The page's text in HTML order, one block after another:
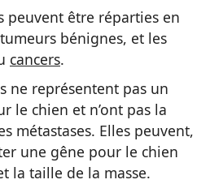
peuvent être réparties en
bénignes, et les
cancers.
ne représentent pas un
le chien et n’ont pas la
métastases. Elles peuvent,
une gêne pour le chien
la taille de la masse.